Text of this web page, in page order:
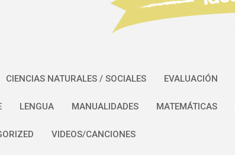
CIENCIAS NATURALES / SOCIALES EVALUACIÓN
LENGUA MANUALIDADES MATEMÁTICAS
VIDEOS/CANCIONES